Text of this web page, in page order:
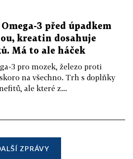
3 před úpadkem
kreatin dosahuje
Má to ale háček
3 pro mozek, železo proti
na všechno. Trh s doplňky
ale které z...
ZPRÁVY